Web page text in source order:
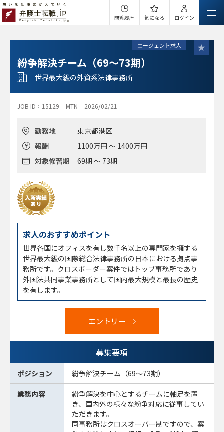
閲覧履歴 気になる ログイン
エージェント求人
紛争解決チーム（69～73期）
世界最大級の外資系法律事務所
JOB ID：15129 MTN 2026/02/21
勤務地
東京都港区
報酬
1100万円 ～ 1400万円
対象修習期
69期 ～ 73期
求人のおすすめポイント
世界各国にオフィスを有し数千名以上の専門家を擁する
世界最大級の国際総合法律事務所の日本における拠点事
務所です。クロスボーダー案件ではトップ事務所であり
外国法共同事業事務所として国内最大規模と最長の歴史
を有します。
エントリー
募集要項
ポジション 紛争解決チーム（69～73期）
業務内容
紛争解決を中心とするチームに軸足を置
き、国内外の様々な紛争対応に従事してい
ただきます。
同事務所はクロスオーバー制ですので、案